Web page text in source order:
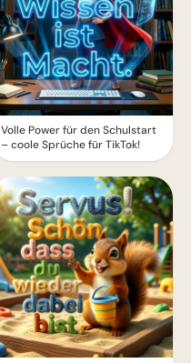
Volle Power für den Schulstart
– coole Sprüche für TikTok!